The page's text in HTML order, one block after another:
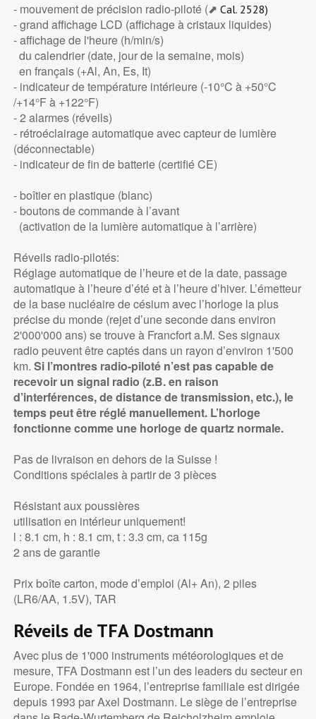
- mouvement de précision radio-piloté (⬈ Cal. 2528)
- grand affichage LCD (affichage à cristaux liquides)
- affichage de l'heure (h/min/s)
du calendrier (date, jour de la semaine, mois)
en français (+Al, An, Es, It)
- indicateur de température intérieure (-10°C à +50°C
/+14°F à +122°F)
- 2 alarmes (réveils)
- rétroéclairage automatique avec capteur de lumière
(déconnectable)
- indicateur de fin de batterie (certifié CE)
- boîtier en plastique (blanc)
- boutons de commande à l’avant
(activation de la lumière automatique à l’arrière)
Réveils radio-pilotés:
Réglage automatique de l’heure et de la date, passage
automatique à l’heure d’été et à l’heure d’hiver. L’émetteur
de la base nucléaire de césium avec l’horloge la plus
précise du monde (rejet d’une seconde dans environ
2'000'000 ans) se trouve à Francfort a.M. Ses signaux
radio peuvent être captés dans un rayon d’environ 1'500
km. Si l’montres radio-piloté n’est pas capable de
recevoir un signal radio (z.B. en raison
d’interférences, de distance de transmission, etc.), le
temps peut être réglé manuellement. L’horloge
fonctionne comme une horloge de quartz normale.
Pas de livraison en dehors de la Suisse !
Conditions spéciales à partir de 3 pièces
Résistant aux poussières
utilisation en intérieur uniquement!
l : 8.1 cm, h : 8.1 cm, t : 3.3 cm, ca 115g
2 ans de garantie
Prix boîte carton, mode d’emploi (Al+ An), 2 piles
(LR6/AA, 1.5V), TAR
Réveils de TFA Dostmann
Avec plus de 1'000 instruments météorologiques et de
mesure, TFA Dostmann est l’un des leaders du secteur en
Europe. Fondée en 1964, l’entreprise familiale est dirigée
depuis 1993 par Axel Dostmann. Le siège de l’entreprise